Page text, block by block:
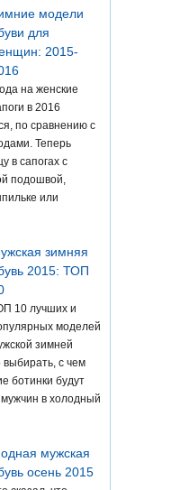
модели
для
2015-
на женские
в 2016
по сравнению с
Теперь
в сапогах с
подошвой,
или
зимняя
2015: ТОП
10 лучших и
моделей
зимней
выбирать, с чем
ботинки будут
в холодный
мужская
осень 2015